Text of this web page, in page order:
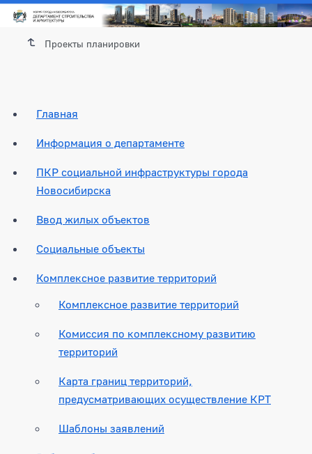
Проекты планировки
Главная
Информация о департаменте
ПКР социальной инфраструктуры города
Новосибирска
Ввод жилых объектов
Социальные объекты
Комплексное развитие территорий
Комплексное развитие территорий
Комиссия по комплексному развитию
территорий
Карта границ территорий,
предусматривающих осуществление КРТ
Шаблоны заявлений